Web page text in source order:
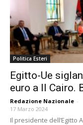
Politica Esteri
Egitto-Ue
euro a Il Cairo.
Redazione Nazionale -
17 Marzo 2024
Il presidente dell’Egitto